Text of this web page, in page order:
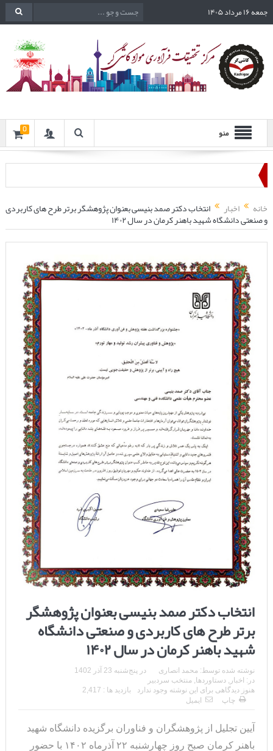
جمعه ۱۶ مرداد ۱۴۰۵
منو 0
خانه اخبار انتخاب دکتر صمد بنیسی بعنوان پژوهشگر برتر طرح های کاربردی
و صنعتی دانشگاه شهید باهنر کرمان در سال ۱۴۰۲
انتخاب دکتر صمد بنیسی بعنوان پژوهشگر
برتر طرح های کاربردی و صنعتی دانشگاه
شهید باهنر کرمان در سال ۱۴۰۲
نوشته شده توسط: محمد انصاری در پنج‌شنبه 23 آذر 1402
در: اخبار , دستاوردها, منتخب سردبیر
هنوز دیدگاهی برای این نوشته وجود ندارد
بازدید ها : 2,417
چاپ
ایمیل
آیین تجلیل از پژوهشگران و فناوران برگزیده دانشگاه شهید
باهنر کرمان صبح روز چهارشنبه ۲۲ آذرماه ۱۴۰۲ با حضور